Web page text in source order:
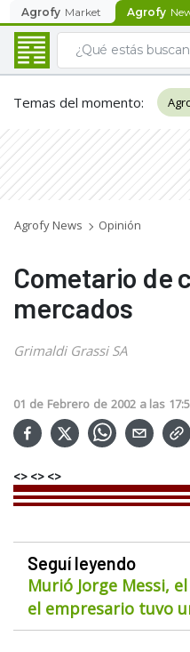
Agrofy Market Agrofy
Temas del momento:
Agrofy News Opinión
Cometario de
mercados
Grimaldi Grassi SA
01 de Febrero de 2002 a las
<> <> <>
Seguí leyendo
Murió Jorge Messi,
el empresario tuvo